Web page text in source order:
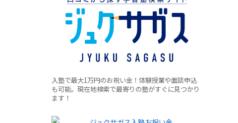
入塾で最大1万円のお祝い金！体験授業や面談申込
も可能。現在地検索で最寄りの塾がすぐに見つかり
ます！